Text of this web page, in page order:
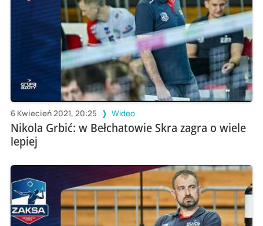
6 Kwiecień 2021, 20:25 Wideo
Nikola Grbić: w Bełchatowie Skra zagra o wiele
lepiej